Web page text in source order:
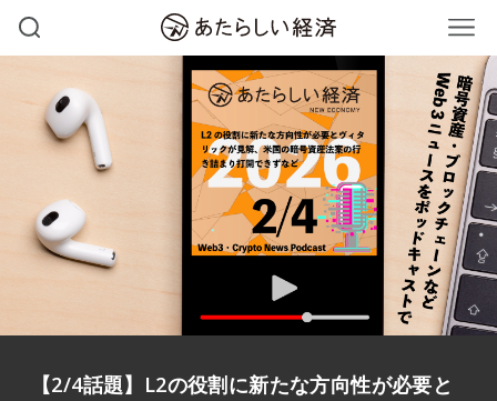
【2/4話題】L2の役割に新たな方向性が必要と